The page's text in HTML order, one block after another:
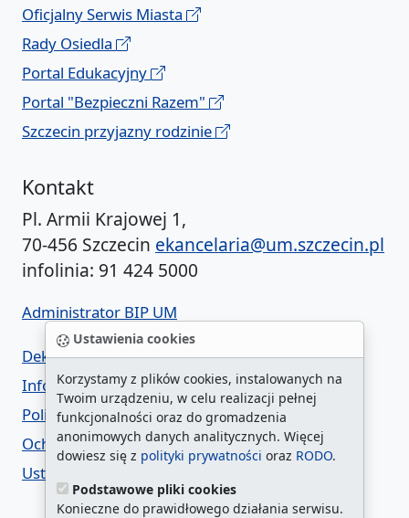
Ustawienia cookies
Korzystamy z plików cookies, instalowanych na
Twoim urządzeniu, w celu realizacji pełnej
funkcjonalności oraz do gromadzenia
anonimowych danych analitycznych. Więcej
dowiesz się z polityki prywatności oraz RODO.
Podstawowe pliki cookies
Konieczne do prawidłowego działania serwisu.
Oficjalny Serwis Miasta
Rady Osiedla
Portal Edukacyjny
Portal "Bezpieczni Razem"
Szczecin przyjazny rodzinie
Kontakt
Pl. Armii Krajowej 1,
70-456 Szczecin ekancelaria@um.szczecin.pl
infolinia: 91 424 5000
Administrator BIP UM
Deklaracja dostępności
Informacja o urzędzie w ETR
Polityka prywatności
Ochrona danych osobowych
Ustawienia cookies